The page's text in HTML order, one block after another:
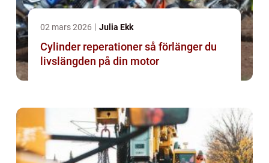
02 mars 2026 Julia Ekk
Cylinder reperationer så förlänger du
livslängden på din motor